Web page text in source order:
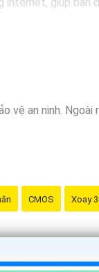
vệ an ninh. Ngoài
CMOS Xoay